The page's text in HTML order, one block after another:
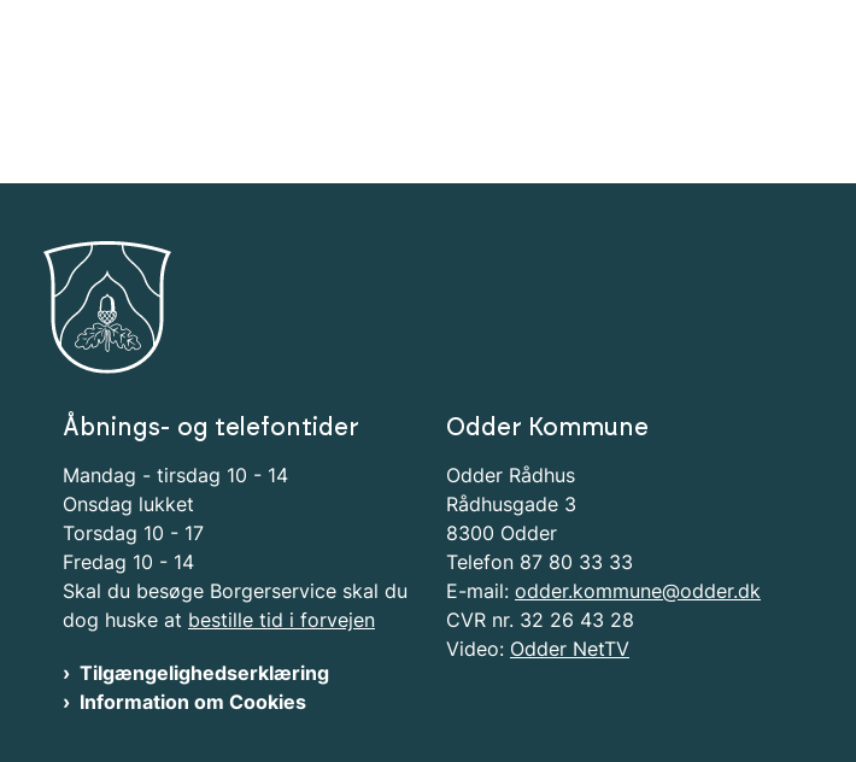
Åbnings- og telefontider
Mandag - tirsdag 10 - 14
Onsdag lukket
Torsdag 10 - 17
Fredag 10 - 14
Skal du besøge Borgerservice skal du
dog huske at bestille tid i forvejen
Tilgængelighedserklæring
Information om Cookies
Odder Kommune
Odder Rådhus
Rådhusgade 3
8300 Odder
Telefon 87 80 33 33
E-mail: odder.kommune@odder.dk
CVR nr. 32 26 43 28
Video: Odder NetTV